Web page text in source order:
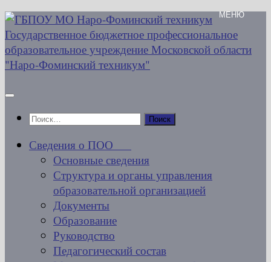
Перейти
к
содержимому
Найти:
Сведения о ПОО
Основные сведения
Структура и органы управления
образовательной организацией
Документы
Образование
Руководство
Педагогический состав